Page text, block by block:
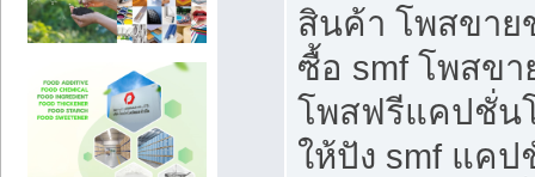
สินค้า โพสขาย
ซื้อ smf โพสข
โพสฟรีแคปชั่น
ให้ปัง smf แค